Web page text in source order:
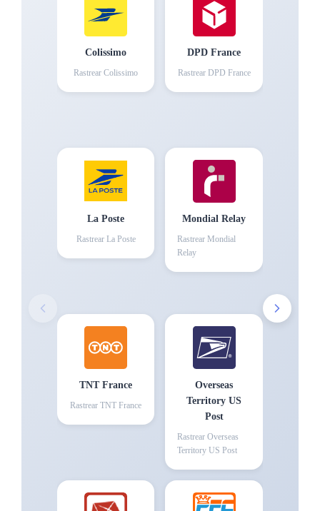
Colissimo
Rastrear Colissimo
DPD France
Rastrear DPD France
La Poste
Rastrear La Poste
Mondial Relay
Rastrear Mondial
Relay
TNT France
Rastrear TNT France
Overseas
Territory US
Post
Rastrear Overseas
Territory US Post